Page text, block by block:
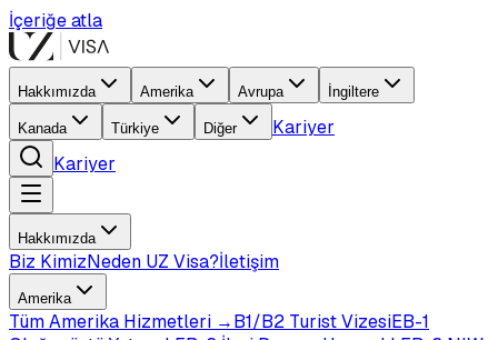
İçeriğe atla
Hakkımızda Amerika Avrupa İngiltere
Kanada Türkiye Diğer
Kariyer
Kariyer
Hakkımızda
Biz KimizNeden UZ Visa?İletişim
Amerika
TümAmerika Hizmetleri →B1/B2 Turist VizesiEB-1